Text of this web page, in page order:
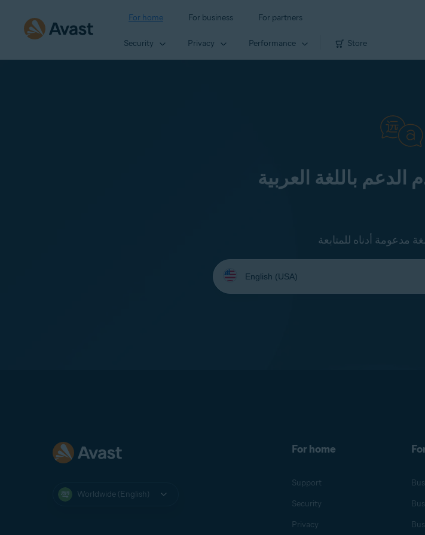
For home For business For partners
Security Privacy Performance Store
الدعم باللغة العربية
Select
your
language:
Worldwide (English)
For home
Support
Security
Privacy